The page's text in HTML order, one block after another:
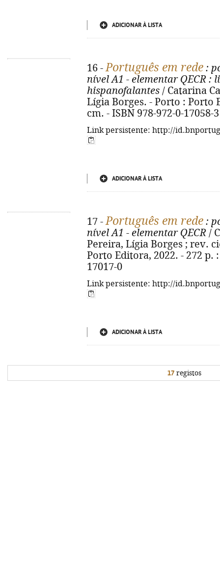
ADICIONAR À LISTA
16 -Português em rede :
nível A1 - elementar QECR :
hispanofalantes / Catarina
Lígia Borges. - Porto : Porto
cm. - ISBN 978-972-0-17058-3
Link persistente: http://
ADICIONAR À LISTA
17 -Português em rede :
nível A1 - elementar QECR /
Pereira, Lígia Borges ; rev.
Porto Editora, 2022. - 272 p.
17017-0
Link persistente: http://
ADICIONAR À LISTA
17registos